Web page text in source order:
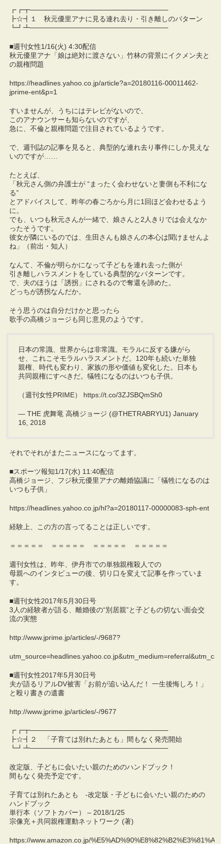
┏┏┳────────────────────────────
┣☆┫１ 秋元優里アナに見る連れ去り・引き離しのパターン
┗┛┻────────────────────────────
■週刊女性1/16(火) 4:30配信
秋元優里アナ「娘は絶対に渡さない」竹林の背景にイクメン夫と
の親権問題
https://headlines.yahoo.co.jp/article?a=20180116-00011462-
jprime-ent&p=1
すいませんが、うちにはテレビがないので、
このアナウンサーも知らないのですが、
急に、不倫と親権問題で注目されているようです。
で、週刊誌の記事を見ると、典型的な連れ去り事件にしか見えな
いのですが……
たとえば、
「秋元さん側の弁護士が “まったく会わせないと妻側も不利にな
る”
とアドバイスして、昨年の春ごろから月に1回ほど会わせるよう
に。
でも、いつも秋元さんが一緒で、娘さんと2人きりでは会えなか
ったそうです。
彼女が隣にいるのでは、生田さんも娘さんの本心は聞けませんよ
ね」（前出・知人）
なんて、不倫が明らかになって子どもを連れ去った側が
引き離しハラスメントをしている典型的なパターンです。
で、夫のほうは「誘拐」にされるので奪還を諦めた。
どっちが誘拐なんだか。
そう思うのは自分だけかと思ったら
歌手の高橋ジョージも同じ意見のようです。
日本の常識、世界からは非常識。モラルに反する嫌がら
せ、これこそモラルハラスメントだ。120年も続いた単独
親権、時代も変わり、家族の形や価値も変化した。日本も
共同親権にすべきだ。犠牲になるのはいつも子供。
（週刊女性PRIME） https://t.co/3ZJSBQmSh0
— THE 虎舞竜 高橋ジョージ (@THETRABRYU1) January
16, 2018
それでそれがまたニュースになってます。
■スポーツ報知1/17(水) 11:40配信
高橋ジョージ、フジ秋元優里アナの離婚協議に「犠牲になるのは
いつも子供」
https://headlines.yahoo.co.jp/hl?a=20180117-00000083-sph-ent
経験上、この方の言ってることは正しいです。
＝＝＝＝＝ ＝＝＝＝＝ ＝＝＝＝＝ ＝＝＝＝＝
週刊女性は、昨年、伊丹市での単独親権殺人での
母親へのインタビューの後、切り口を変えて記事を作っていま
す。
■週刊女性2017年5月30日号
3人の経験者が語る、離婚後の“別居親”と子どもの切ない面会交
流の実態
http://www.jprime.jp/articles/-/9687?
■週刊女性2017年5月30日号
夫が語るリアルDV被害「お前が追い込んだ！ 一生後悔しろ！」
と殴り書きの遺書
http://www.jprime.jp/articles/-/9677
┏┏┳────────────────────────────
┣☆┫２ 「子育ては別れたあとも」間もなく発売開始
┗┛┻────────────────────────────
改定版、子どもに会いたい親のためのハンドブック！
間もなく発売予定です。
子育ては別れたあとも -改定版・子どもに会いたい親のための
ハンドブック
単行本（ソフトカバー） – 2018/1/25
宗像充＋共同親権運動ネットワーク (著)
https://www.amazon.co.jp/